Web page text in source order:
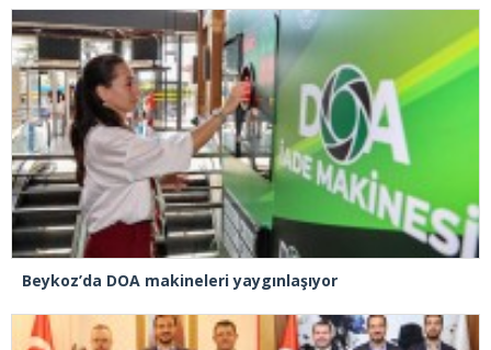
Beykoz’da DOA makineleri yaygınlaşıyor